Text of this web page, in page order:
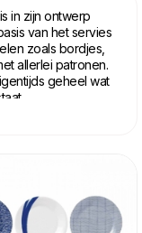
in zijn ontwerp
van het servies
zoals bordjes,
allerlei patronen.
geheel wat